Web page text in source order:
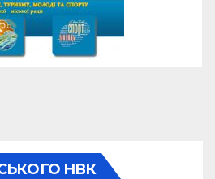
НВК